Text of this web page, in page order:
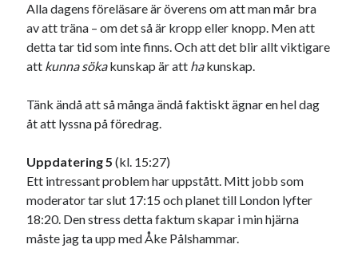
Alla dagens föreläsare är överens om att man mår bra
av att träna – om det så är kropp eller knopp. Men att
detta tar tid som inte finns. Och att det blir allt viktigare
att kunna sökakunskap är att hakunskap.
Tänk ändå att så många ändå faktiskt ägnar en hel dag
åt att lyssna på föredrag.
Uppdatering 5 (kl. 15:27)
Ett intressant problem har uppstått. Mitt jobb som
moderator tar slut 17:15 och planet till London lyfter
18:20. Den stress detta faktum skapar i min hjärna
måste jag ta upp med Åke Pålshammar.